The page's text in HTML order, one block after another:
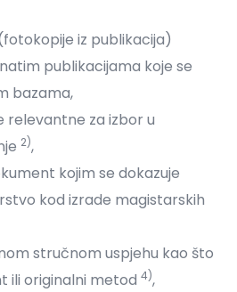
iz publikacija)
publikacijama koje se
bazama,
relevantne za izbor u
2),
kojim se dokazuje
kod izrade magistarskih
stručnom uspjehu kao što
ili originalni metod 4),